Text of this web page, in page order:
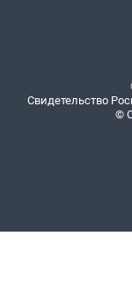
Свидетельство
©